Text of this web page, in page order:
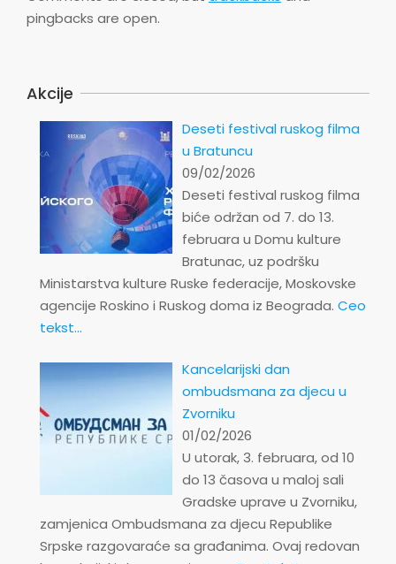
pingbacks are open.
Akcije
Deseti festival ruskog filma
u Bratuncu
09/02/2026
Deseti festival ruskog filma
biće održan od 7. do 13.
februara u Domu kulture
Bratunac, uz podršku
Ministarstva kulture Ruske federacije, Moskovske
agencije Roskino i Ruskog doma iz Beograda. Ceo
tekst...
Kancelarijski dan
ombudsmana za djecu u
Zvorniku
01/02/2026
U utorak, 3. februara, od 10
do 13 časova u maloj sali
Gradske uprave u Zvorniku,
zamjenica Ombudsmana za djecu Republike
Srpske razgovaraće sa građanima. Ovaj redovan